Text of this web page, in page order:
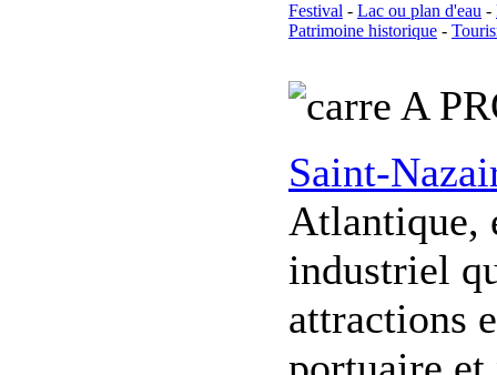
Festival - Lac ou plan d'eau -
Patrimoine historique -
A
Saint-
Atlantique,
industriel
attractions